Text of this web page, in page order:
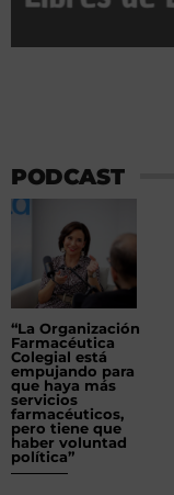
PODCAST
“La Organización
Farmacéutica
Colegial está
empujando para
que haya más
servicios
farmacéuticos,
pero tiene que
haber voluntad
política”